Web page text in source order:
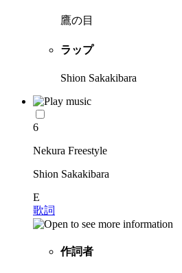
鷹の目
ラップ
Shion Sakakibara
6
Nekura Freestyle
Shion Sakakibara
E
歌詞
作詞者